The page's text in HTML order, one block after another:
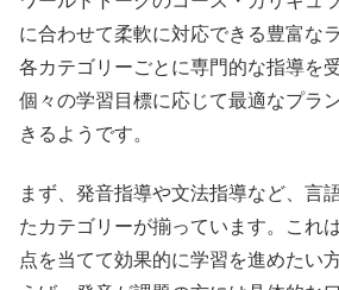
に合わせて柔軟に対応できる豊富な
各カテゴリーごとに専門的な指導を
個々の学習目標に応じて最適なプラ
きるようです。
まず、発音指導や文法指導など、言
たカテゴリーが揃っています。これ
点を当てて効果的に学習を進めたい